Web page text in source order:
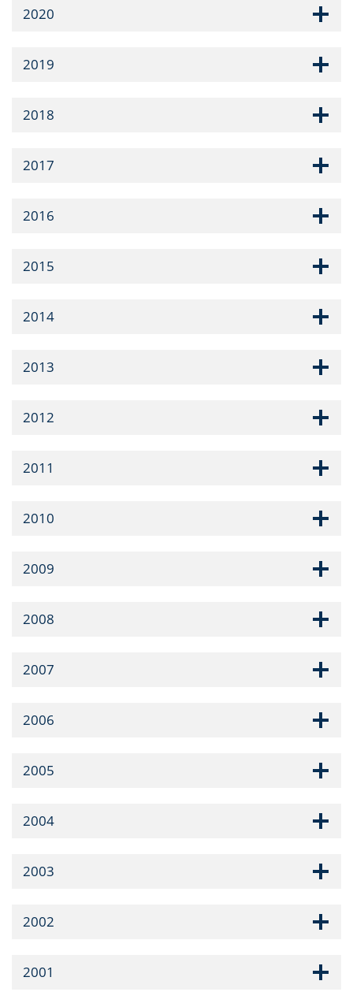
2020
2019
2018
2017
2016
2015
2014
2013
2012
2011
2010
2009
2008
2007
2006
2005
2004
2003
2002
2001